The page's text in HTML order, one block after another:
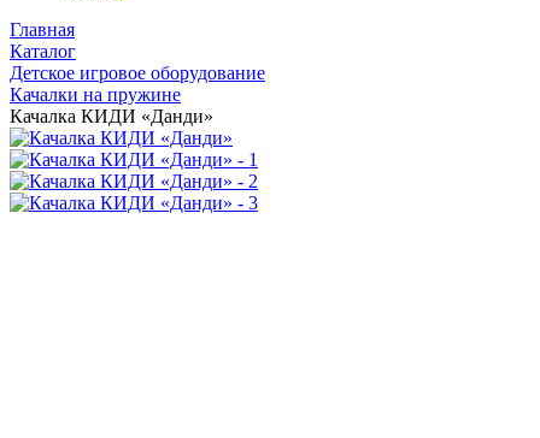
Главная
Каталог
Детское игровое оборудование
Качалки на пружине
Качалка КИДИ «Данди»